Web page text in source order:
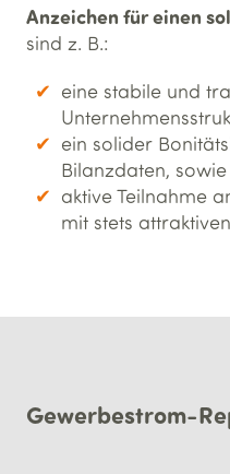
Anzeichen für einen
sind z. B.:
eine stabile und
ein solider
Bilanzdaten,
aktive Teilnahme
mit stets
Gewerbestrom-